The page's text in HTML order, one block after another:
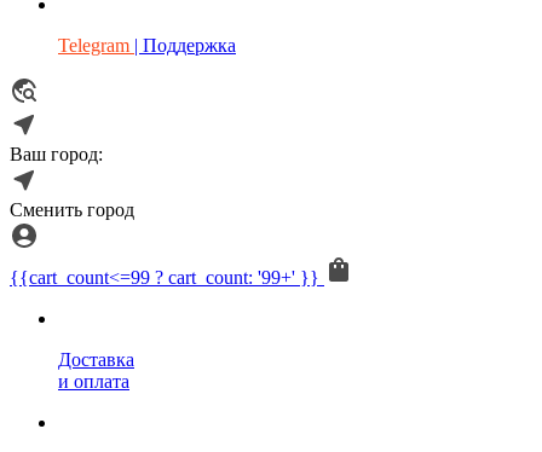
Telegram | Поддержка
Ваш город:
Сменить город
{{cart_count<=99 ? cart_count: '99+' }}
Доставка
и оплата